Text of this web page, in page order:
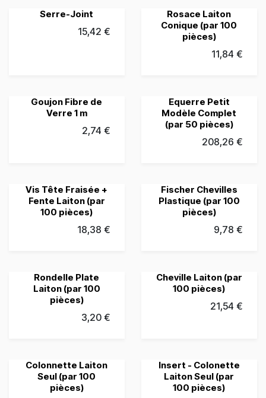
Serre-Joint
15,42 €
Rosace Laiton
Conique (par 100
pièces)
11,84 €
Goujon Fibre de
Verre 1 m
2,74 €
Equerre Petit
Modèle Complet
(par 50 pièces)
208,26 €
Vis Tête Fraisée +
Fente Laiton (par
100 pièces)
18,38 €
Fischer Chevilles
Plastique (par 100
pièces)
9,78 €
Rondelle Plate
Laiton (par 100
pièces)
3,20€
Cheville Laiton (par
100 pièces)
21,54 €
Colonnette Laiton
Seul (par 100
pièces)
Insert - Colonette
Laiton Seul (par
100 pièces)